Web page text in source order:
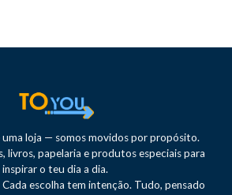
loja — somos movidos por propósito.
livros, papelaria e produtos especiais para
inspirar o teu dia a dia.
escolha tem intenção. Tudo, pensado